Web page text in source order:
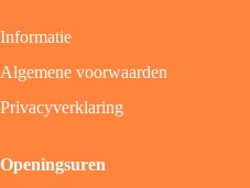
Informatie
Algemene voorwaarden
Privacyverklaring
Openingsuren